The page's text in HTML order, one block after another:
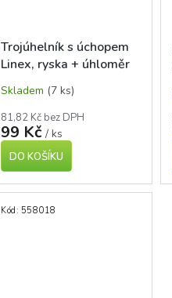
Trojúhelník s úchopem
Linex, ryska + úhloměr
Skladem (7 ks)
81,82 Kč bez DPH
99 Kč / ks
DO KOŠÍKU
Kód: 558018